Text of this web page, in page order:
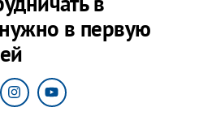
в первую